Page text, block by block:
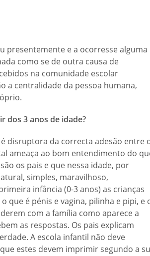
presentemente e a ocorresse alguma
como se de outra causa de
na comunidade escolar
a centralidade da pessoa humana,
dos 3 anos de idade?
disruptora da correcta adesão entre
ameaça ao bom entendimento do
os pais e que nessa idade, por
simples, maravilhoso,
infância (0-3 anos) as crianças
que é pénis e vagina, pilinha e pipi, e
com a família como aparece a
as respostas. Os pais explicam
A escola infantil não deve
estes devem imprimir segundo a